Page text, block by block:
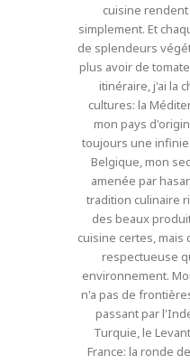
cuisine
simplement. Et
de splendeurs
plus avoir de
itinéraire, j'ai la
cultures: la
mon pays
toujours une
Belgique, mon
amenée par
tradition culinaire
des beaux
cuisine certes, mais
respectueuse
environnement.
n'a pas de
passant par
Turquie, le
France: la ronde